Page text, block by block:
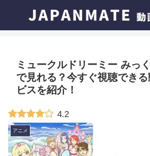
ミュークルドリーミー みっ
で見れる？今すぐ視聴でき
ビスを紹介！
4.2
アニメ